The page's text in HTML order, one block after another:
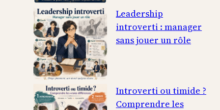
Leadership
introverti : manager
sans jouer un rôle
Introverti ou timide ?
Comprendre les